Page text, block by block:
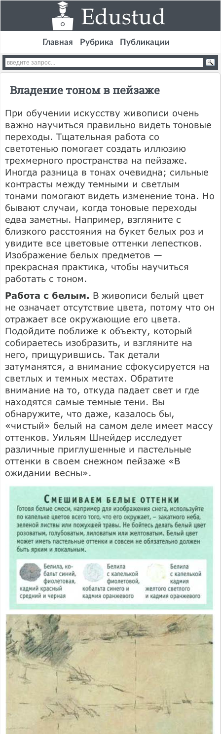
Главная Рубрика Публикации
Владение тоном в пейзаже
При обучении искусству живописи очень
важно научиться правильно видеть тоновые
переходы. Тщательная работа со
светотенью помогает создать иллюзию
трехмерного пространства на пейзаже.
Иногда разница в тонах очевидна; сильные
контрасты между темными и светлым
тонами помогают видеть изменение тона. Но
бывают случаи, когда тоновые переходы
едва заметны. Например, взгляните с
близкого расстояния на букет белых роз и
увидите все цветовые оттенки лепестков.
Изображение белых предметов —
прекрасная практика, чтобы научиться
работать с тоном.
Работа с белым. В живописи белый цвет
не означает отсутствие цвета, потому что он
отражает все окружающие его цвета.
Подойдите поближе к объекту, который
собираетесь изобразить, и взгляните на
него, прищурившись. Так детали
затуманятся, а внимание сфокусируется на
светлых и темных местах. Обратите
внимание на то, откуда падает свет и где
находятся самые темные тени. Вы
обнаружите, что даже, казалось бы,
«чистый» белый на самом деле имеет массу
оттенков. Уильям Шнейдер исследует
различные приглушенные и пастельные
оттенки в своем снежном пейзаже «В
ожидании весны».